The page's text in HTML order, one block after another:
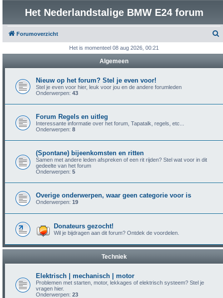
Het Nederlandstalige BMW E24 forum
Forumoverzicht
k
Het is momenteel 08 aug 2026, 00:21
Algemeen
Nieuw op het forum? Stel je even voor!
Stel je even voor hier, leuk voor jou en de andere forumleden
Onderwerpen: 43
Forum Regels en uitleg
Interessante informatie over het forum, Tapatalk, regels, etc...
Onderwerpen: 8
(Spontane) bijeenkomsten en ritten
Samen met andere leden afspreken of een rit rijden? Stel wat voor in dit
gedeelte van het forum
Onderwerpen: 5
Overige onderwerpen, waar geen categorie voor is
Onderwerpen: 19
Donateurs gezocht!
Wil je bijdragen aan dit forum? Ontdek de voordelen.
Techniek
Elektrisch | mechanisch | motor
Problemen met starten, motor, lekkages of elektrisch systeem? Stel je
vragen hier.
Onderwerpen: 23